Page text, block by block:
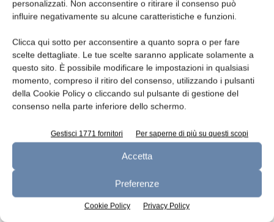
personalizzati. Non acconsentire o ritirare il consenso può
influire negativamente su alcune caratteristiche e funzioni.
Clicca qui sotto per acconsentire a quanto sopra o per fare
scelte dettagliate. Le tue scelte saranno applicate solamente a
questo sito. È possibile modificare le impostazioni in qualsiasi
momento, compreso il ritiro del consenso, utilizzando i pulsanti
della Cookie Policy o cliccando sul pulsante di gestione del
consenso nella parte inferiore dello schermo.
Gestisci 1771 fornitori Per saperne di più su questi scopi
Accetta
Preferenze
Cookie Policy Privacy Policy